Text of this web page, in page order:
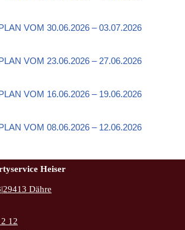
VOM 30.06.2026 – 03.07.2026
VOM 23.06.2026 – 27.06.2026
VOM 16.06.2026 – 19.06.2026
VOM 08.06.2026 – 12.06.2026
Heiser
Dähre
12